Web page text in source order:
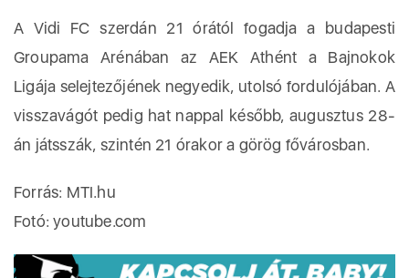
A Vidi FC szerdán 21 órától fogadja a budapesti
Groupama Arénában az AEK Athént a Bajnokok
Ligája selejtezőjének negyedik, utolsó fordulójában. A
visszavágót pedig hat nappal később, augusztus 28-
án játsszák, szintén 21 órakor a görög fővárosban.
Forrás: MTI.hu
Fotó: youtube.com